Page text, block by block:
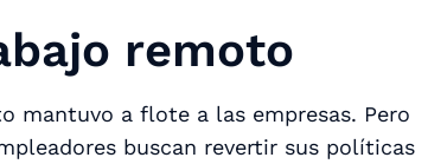
remoto
mantuvo a flote a las empresas. Pero
buscan revertir sus políticas